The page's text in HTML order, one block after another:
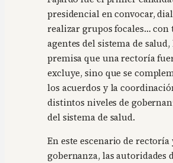
presidencial en convocar,
realizar grupos focales… con
agentes del sistema de salud,
premisa que una rectoría
excluye, sino que se
los acuerdos y la
distintos niveles de
del sistema de salud.
En este escenario de rectoría
gobernanza, las autoridades